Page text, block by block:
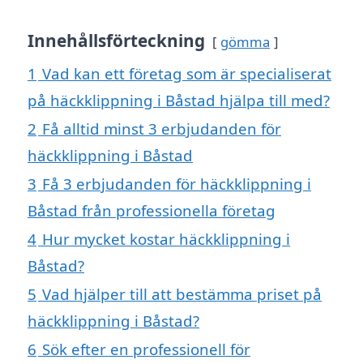
Innehållsförteckning gömma
1 Vad kan ett företag som är specialiserat
på häckklippning i Båstad hjälpa till med?
2 Få alltid minst 3 erbjudanden för
häckklippning i Båstad
3 Få 3 erbjudanden för häckklippning i
Båstad från professionella företag
4 Hur mycket kostar häckklippning i
Båstad?
5 Vad hjälper till att bestämma priset på
häckklippning i Båstad?
6 Sök efter en professionell för